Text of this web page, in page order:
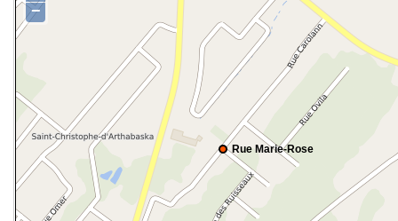
Rue Marie-Rose
−